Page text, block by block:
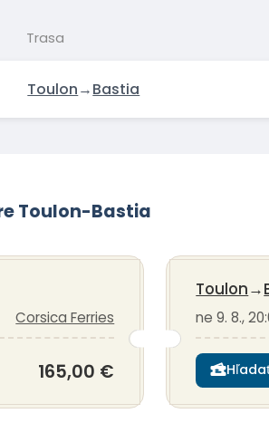
Trasa
Toulon→Bastia
Toulon-Bastia
Corsica Ferries
165,00 €
Toulon→
ne 9. 8.,